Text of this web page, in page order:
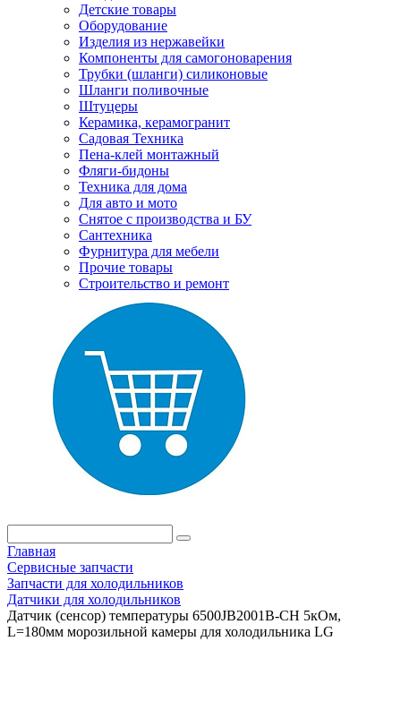
Детские товары
Оборудование
Изделия из нержавейки
Компоненты для самогоноварения
Трубки (шланги) силиконовые
Шланги поливочные
Штуцеры
Керамика, керамогранит
Садовая Техника
Пена-клей монтажный
Фляги-бидоны
Техника для дома
Для авто и мото
Снятое с производства и БУ
Сантехника
Фурнитура для мебели
Прочие товары
Строительство и ремонт
Главная
Сервисные запчасти
Запчасти для холодильников
Датчики для холодильников
Датчик (сенсор) температуры 6500JB2001B-CH 5кОм,
L=180мм морозильной камеры для холодильника LG